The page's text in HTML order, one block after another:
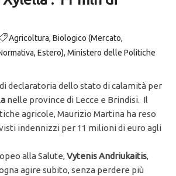
Agricoltura, Biologico (Mercato,
Estero), Ministero delle Politiche
declaratoria dello stato di calamità per
nelle province di Lecce e Brindisi. Il
agricole, Maurizio Martina ha reso
indennizzi per 11 milioni di euro agli
alla Salute,Vytenis Andriukaitis,
agire subito, senza perdere più